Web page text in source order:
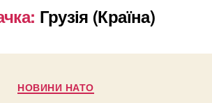
Новини
про
в
Грузія (Країна)
Категорії
НОВИНИ НАТО